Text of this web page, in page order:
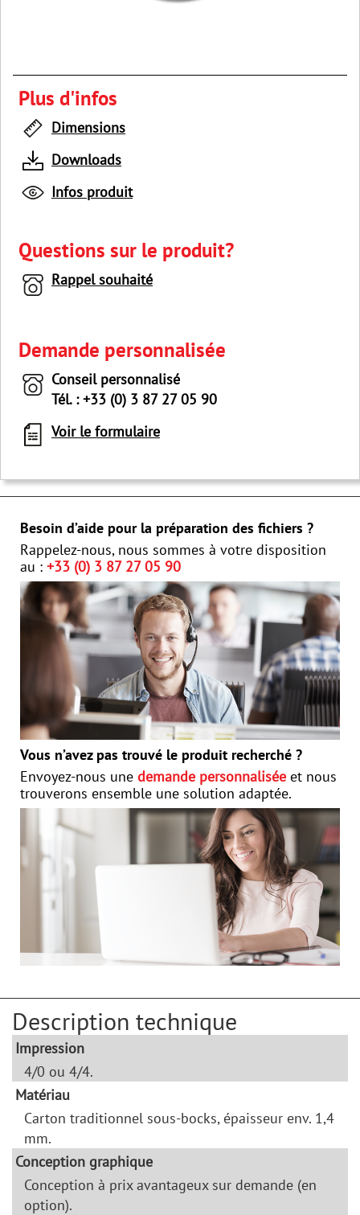
Plus d'infos
Dimensions
Downloads
Infos produit
Questions sur le produit?
Rappel souhaité
Demande personnalisée
Conseil personnalisé
Tél. : +33 (0) 3 87 27 05 90
Voir le formulaire
Besoin d’aide pour la préparation des fichiers ?
Rappelez-nous, nous sommes à votre disposition
au : +33 (0) 3 87 27 05 90
Vous n’avez pas trouvé le produit recherché ?
Envoyez-nous une demande personnalisée et nous
trouverons ensemble une solution adaptée.
Description technique
Impression
4/0 ou 4/4.
Matériau
Carton traditionnel sous-bocks, épaisseur env. 1,4
mm.
Conception graphique
Conception à prix avantageux sur demande (en
option).